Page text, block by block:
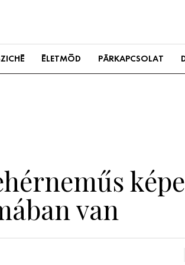
ÉLETMÓD PÁRKAPCSOLAT
van